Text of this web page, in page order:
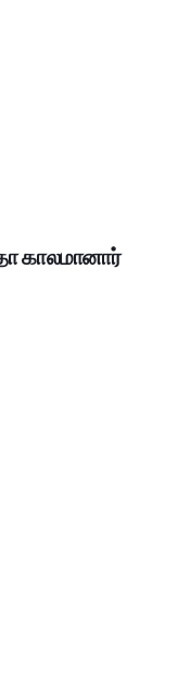
காலமானார்